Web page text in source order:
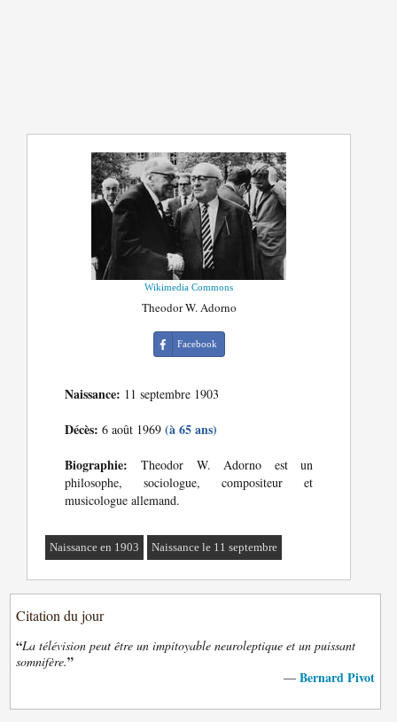
Wikimedia Commons
Theodor W. Adorno
Facebook
Naissance: 11 septembre 1903
Décès: 6 août 1969(à 65 ans)
Biographie: Theodor W. Adorno est un
philosophe, sociologue, compositeur et
musicologue allemand.
Naissance en 1903 Naissance le 11 septembre
Citation du jour
“La télévision peut être un impitoyable neuroleptique et un puissant
somnifère.”
— Bernard Pivot